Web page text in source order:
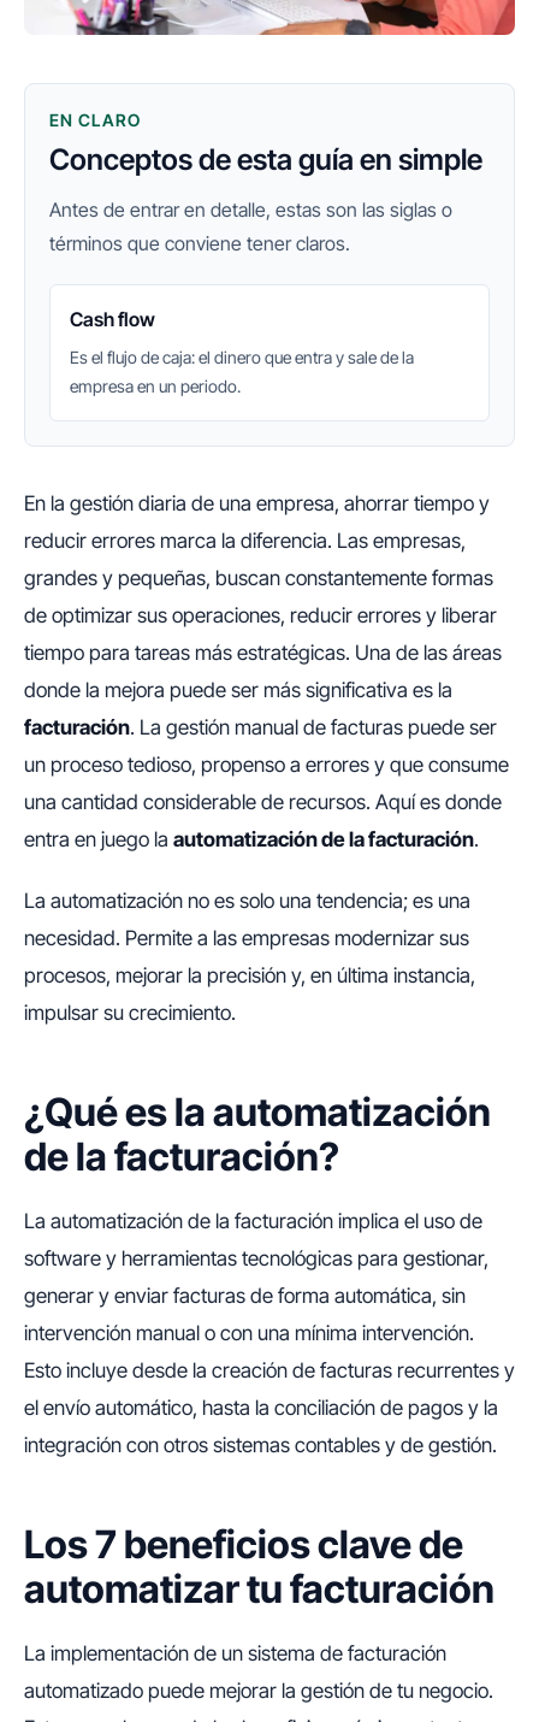
EN CLARO
Conceptos de esta guía en simple
Antes de entrar en detalle, estas son las siglas o
términos que conviene tener claros.
Cash flow
Es el flujo de caja: el dinero que entra y sale de la
empresa en un periodo.
En la gestión diaria de una empresa, ahorrar tiempo y
reducir errores marca la diferencia. Las empresas,
grandes y pequeñas, buscan constantemente formas
de optimizar sus operaciones, reducir errores y liberar
tiempo para tareas más estratégicas. Una de las áreas
donde la mejora puede ser más significativa es la
facturación. La gestión manual de facturas puede ser
un proceso tedioso, propenso a errores y que consume
una cantidad considerable de recursos. Aquí es donde
entra en juego la automatización de la facturación.
La automatización no es solo una tendencia; es una
necesidad. Permite a las empresas modernizar sus
procesos, mejorar la precisión y, en última instancia,
impulsar su crecimiento.
¿Qué es la automatización
de la facturación?
La automatización de la facturación implica el uso de
software y herramientas tecnológicas para gestionar,
generar y enviar facturas de forma automática, sin
intervención manual o con una mínima intervención.
Esto incluye desde la creación de facturas recurrentes y
el envío automático, hasta la conciliación de pagos y la
integración con otros sistemas contables y de gestión.
Los 7 beneficios clave de
automatizar tu facturación
La implementación de un sistema de facturación
automatizado puede mejorar la gestión de tu negocio.